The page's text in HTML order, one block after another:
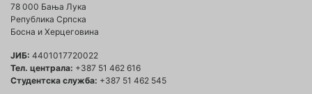
78 000 Бања Лука
Република Српска
Босна и Херцеговина
ЈИБ: 4401017720022
Тел. централа: +387 51 462 616
Студентска служба: +387 51 462 545